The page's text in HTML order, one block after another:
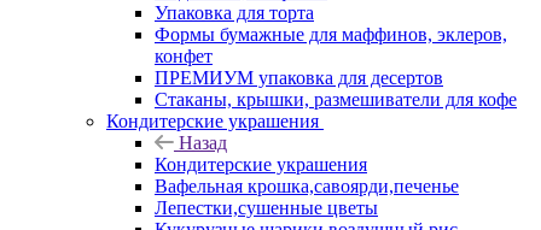
Упаковка для торта
Формы бумажные для маффинов, эклеров,
конфет
ПРЕМИУМ упаковка для десертов
Стаканы, крышки, размешиватели для кофе
Кондитерские украшения
Назад
Кондитерские украшения
Вафельная крошка,савоярди,печенье
Лепестки,сушенные цветы